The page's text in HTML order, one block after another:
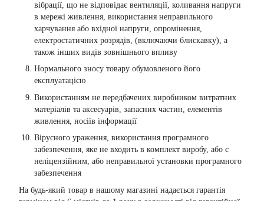
вібрації, що не відповідає вентиляції, коливання напруги
в мережі живлення, використання неправильного
харчування або вхідної напруги, опромінення,
електростатичних розрядів, (включаючи блискавку), а
також інших видів зовнішнього впливу
Нормального зносу товару обумовленого його
експлуатацією
Використанням не передбачених виробником витратних
матеріалів та аксесуарів, запасних частин, елементів
живлення, носіїв інформації
Вірусного ураження, використання програмного
забезпечення, яке не входить в комплект виробу, або є
неліцензійним, або неправильної установки програмного
забезпечення
На будь-який товар в нашому магазині надається гарантія